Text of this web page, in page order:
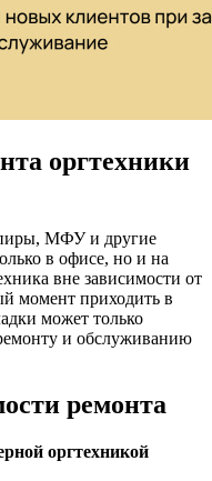
оргтехники
МФУ и другие
в офисе, но и на
вне зависимости от
момент приходить в
может только
и обслуживанию
ремонта
оргтехникой